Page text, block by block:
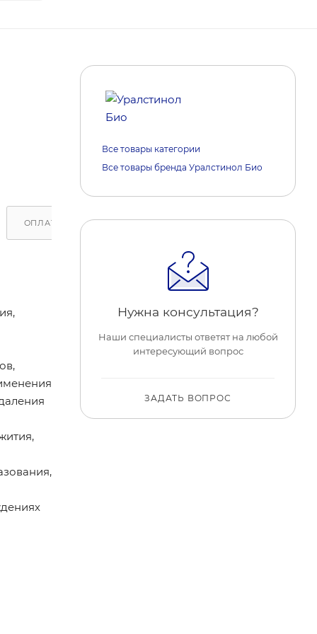
ОПЛАТА ДОСТАВКА ОБРАТИТЕ ВНИМАНИЕ
Все товары категории
Все товары бренда Уралстинол Био
Нужна консультация?
Наши специалисты ответят на любой
интересующий вопрос
ЗАДАТЬ ВОПРОС